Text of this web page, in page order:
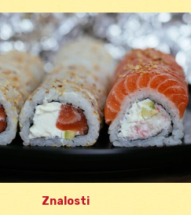
Znalosti